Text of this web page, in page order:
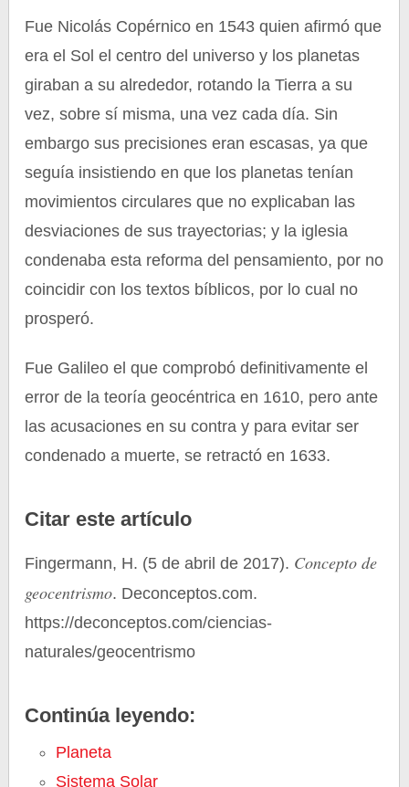
Fue Nicolás Copérnico en 1543 quien afirmó que
era el Sol el centro del universo y los planetas
giraban a su alrededor, rotando la Tierra a su
vez, sobre sí misma, una vez cada día. Sin
embargo sus precisiones eran escasas, ya que
seguía insistiendo en que los planetas tenían
movimientos circulares que no explicaban las
desviaciones de sus trayectorias; y la iglesia
condenaba esta reforma del pensamiento, por no
coincidir con los textos bíblicos, por lo cual no
prosperó.
Fue Galileo el que comprobó definitivamente el
error de la teoría geocéntrica en 1610, pero ante
las acusaciones en su contra y para evitar ser
condenado a muerte, se retractó en 1633.
Citar este artículo
Fingermann, H. (5 de abril de 2017). Concepto de
geocentrismo. Deconceptos.com.
https://deconceptos.com/ciencias-
naturales/geocentrismo
Continúa leyendo:
Planeta
Sistema Solar